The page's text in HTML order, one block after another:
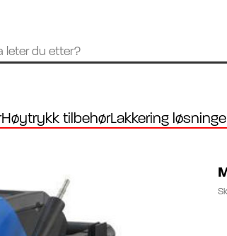
Høytrykk tilbehørLakkering